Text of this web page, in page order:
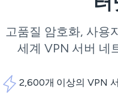
고품질 암호화, 사용
세계 VPN 서버 네
2,600개 이상의 VPN